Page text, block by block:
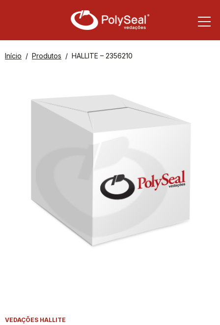
Início Produtos HALLITE – 2356210
VEDAÇÕES HALLITE